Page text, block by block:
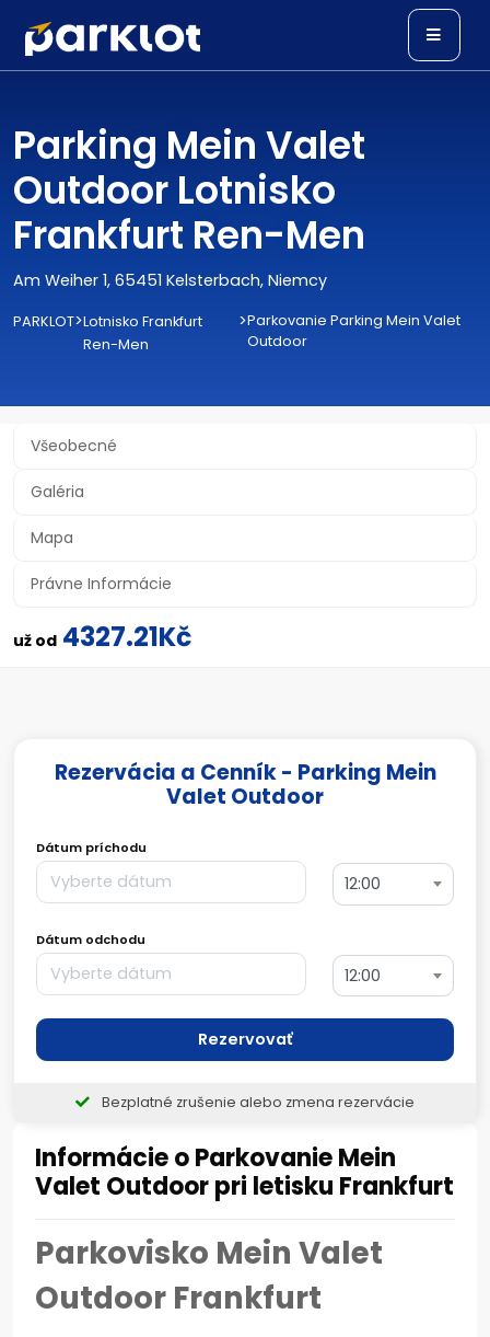
Parking Mein Valet
Outdoor Lotnisko
Frankfurt Ren-Men
Am Weiher 1, 65451 Kelsterbach, Niemcy
PARKLOT>Lotnisko Frankfurt
Ren-Men
>Parkovanie Parking Mein Valet
Outdoor
Všeobecné
Galéria
Mapa
Právne Informácie
už od 4327.21Kč
Informácie o Parkovanie Mein
Valet Outdoor pri letisku Frankfurt
Parkovisko Mein Valet
Outdoor Frankfurt
Rezervácia a Cenník - Parking Mein
Valet Outdoor
Dátum príchodu
12:00
Dátum odchodu
12:00
Rezervovať
Bezplatné zrušenie alebo zmena rezervácie